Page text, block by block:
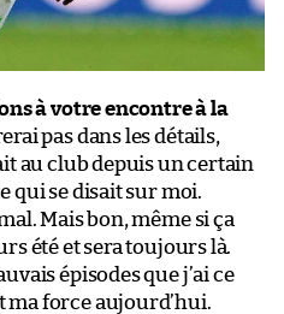
à votre encontre à la
pas dans les détails,
au club depuis un certain
qui se disait sur moi.
Mais bon, même si ça
été et sera toujours là.
épisodes que j’ai ce
force aujourd’hui.